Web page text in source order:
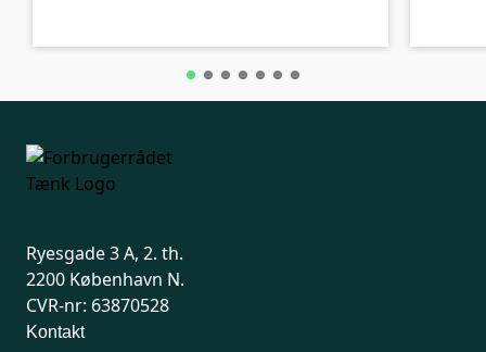
Ryesgade 3 A, 2. th.
2200 København N.
CVR-nr: 63870528
Kontakt